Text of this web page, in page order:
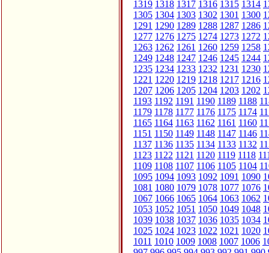
1319 1318 1317 1316 1315 1314
1305 1304 1303 1302 1301 1300
1291 1290 1289 1288 1287 1286
1277 1276 1275 1274 1273 1272
1263 1262 1261 1260 1259 1258
1249 1248 1247 1246 1245 1244
1235 1234 1233 1232 1231 1230
1221 1220 1219 1218 1217 1216
1207 1206 1205 1204 1203 1202
1193 1192 1191 1190 1189 1188
1179 1178 1177 1176 1175 1174
1165 1164 1163 1162 1161 1160
1151 1150 1149 1148 1147 1146
1137 1136 1135 1134 1133 1132
1123 1122 1121 1120 1119 1118
1109 1108 1107 1106 1105 1104
1095 1094 1093 1092 1091 1090
1081 1080 1079 1078 1077 1076
1067 1066 1065 1064 1063 1062
1053 1052 1051 1050 1049 1048
1039 1038 1037 1036 1035 1034
1025 1024 1023 1022 1021 1020
1011 1010 1009 1008 1007 1006